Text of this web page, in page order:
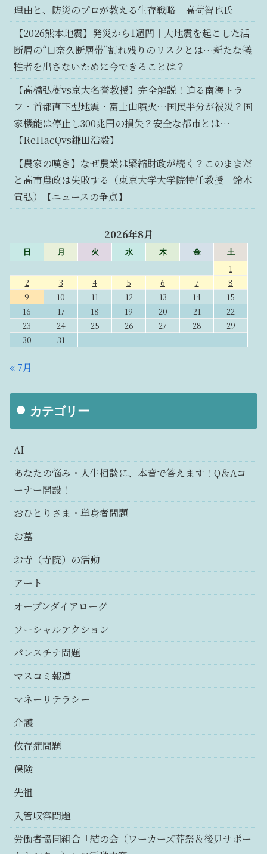
理由と、防災のプロが教える生存戦略 高荷智也氏
【2026熊本地震】発災から1週間｜大地震を起こした活
断層の“日奈久断層帯”割れ残りのリスクとは…新たな犠
牲者を出さないために今できることは？
【高橋弘樹vs京大名誉教授】完全解説！迫る南海トラ
フ・首都直下型地震・富士山噴火…国民半分が被災？国
家機能は停止し300兆円の損失？安全な都市とは…
【ReHacQvs鎌田浩毅】
【農家の嘆き】なぜ農業は緊縮財政が続く？このままだ
と高市農政は失敗する（東京大学大学院特任教授 鈴木
宣弘）【ニュースの争点】
2026年8月
日 月 火 水 木 金 土
1
2
3 4 5 6 7
8
9
10 11 12 13 14
15
16
17 18 19 20 21
22
23
24 25 26 27 28
29
30
31
« 7月
カテゴリー
AI
あなたの悩み・人生相談に、本音で答えます！Q＆Aコ
ーナー開設！
おひとりさま・単身者問題
お墓
お寺（寺院）の活動
アート
オープンダイアローグ
ソーシャルアクション
パレスチナ問題
マスコミ報道
マネーリテラシー
介護
依存症問題
保険
先祖
入管収容問題
労働者協同組合「結の会（ワーカーズ葬祭＆後見サポー